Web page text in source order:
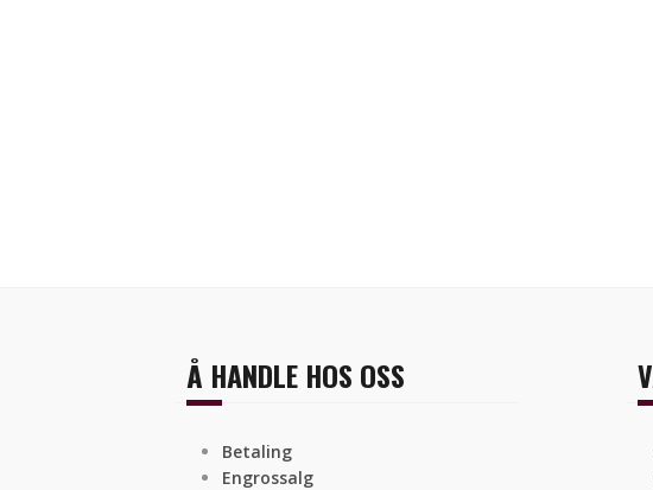
Å HANDLE HOS OSS
Betaling
Engrossalg